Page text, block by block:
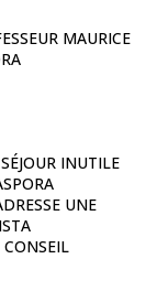
MAURICE
INUTILE
UNE